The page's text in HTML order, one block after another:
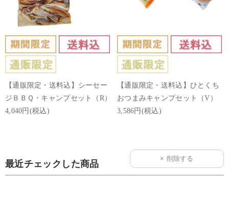
【通販限定・送料込】シーセー
ジＢＢＱ・キャンプセット（R）
4,040円(税込)
【通販限定・送料込】ひとくち
おつまみキャンプセット（V）
3,586円(税込)
最近チェックした商品